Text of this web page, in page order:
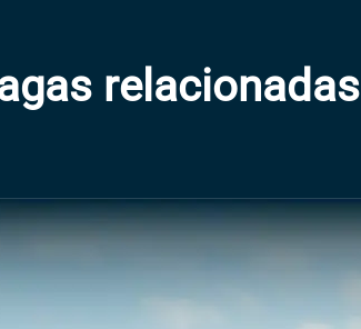
relacionadas